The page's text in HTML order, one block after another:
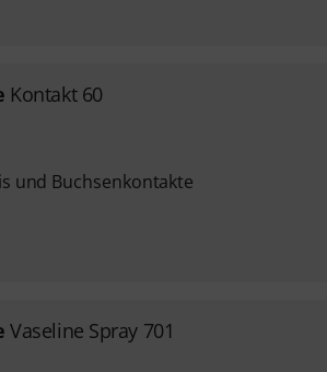
Kontakt 60
und Buchsenkontakte
Vaseline Spray 701